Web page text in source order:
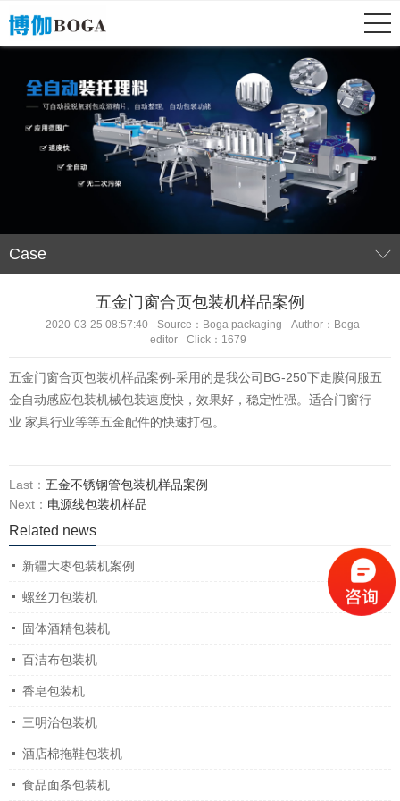
Case
五金门窗合页包装机样品案例
2020-03-25 08:57:40 Source：Boga packaging
Author：Boga
editor
Click：1679
五金门窗合页包装机样品案例-采用的是我公司BG-250下走膜伺服五
金自动感应包装机械包装速度快，效果好，稳定性强。适合门窗行
业 家具行业等等五金配件的快速打包。
Last： 五金不锈钢管包装机样品案例
Next： 电源线包装机样品
Related news
新疆大枣包装机案例
螺丝刀包装机
固体酒精包装机
百洁布包装机
香皂包装机
三明治包装机
酒店棉拖鞋包装机
食品面条包装机